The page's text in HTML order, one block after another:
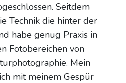
Seitdem
Technik die hinter der
habe genug Praxis in
Fotobereichen von
Mein
mit meinem Gespür